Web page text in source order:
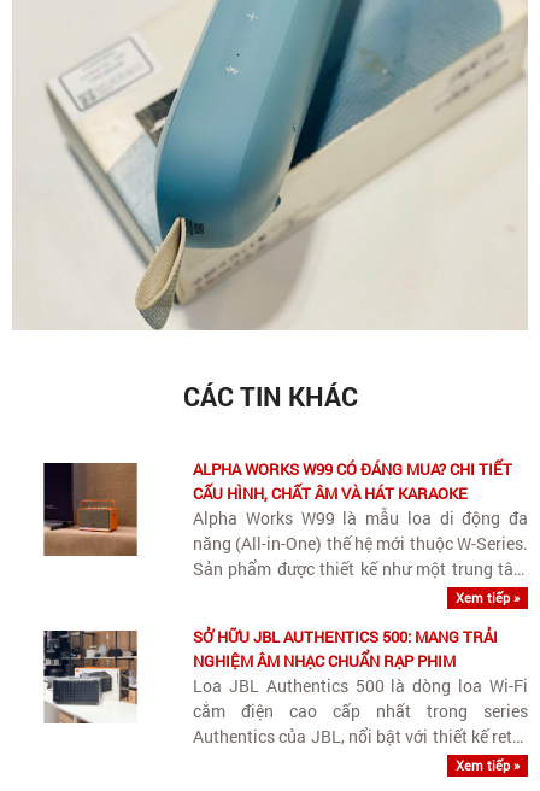
CÁC TIN KHÁC
ALPHA WORKS W99 CÓ ĐÁNG MUA? CHI TIẾT
CẤU HÌNH, CHẤT ÂM VÀ HÁT KARAOKE
Alpha Works W99 là mẫu loa di động đa
năng (All-in-One) thế hệ mới thuộc W-Series.
Sản phẩm được thiết kế như một trung tâm
giải trí di động thu nhỏ cho gia đình, kết hợp
cao, hát karaoke tiện..
Xem tiếp »
SỞ HỮU JBL AUTHENTICS 500: MANG TRẢI
NGHIỆM ÂM NHẠC CHUẨN RẠP PHIM
Loa JBL Authentics 500 là dòng loa Wi-Fi
cắm điện cao cấp nhất trong series
Authentics của JBL, nổi bật với thiết kế retro
Quadrex, công suất khủng 270W và khả
Xem tiếp »